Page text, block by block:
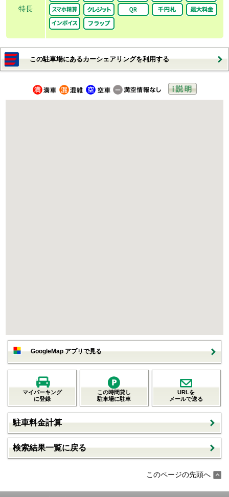
特長
この駐車場にあるカーシェアリングを利用する
GoogleMap アプリで見る
マイパーキング
に登録
この時間貸し
駐車場に駐車
URLを
メールで送る
駐車料金計算
検索結果一覧に戻る
このページの先頭へ